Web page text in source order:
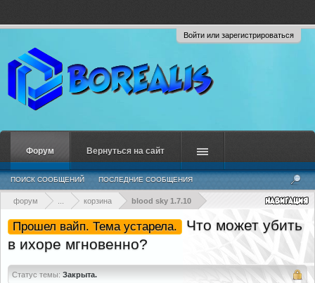
Войти или зарегистрироваться
форум корзина blood sky 1.7.10
Прошел вайп. Тема устарела.
Что может убить
в ихоре мгновенно?
Статус темы: Закрыта.
Форум
ПОИСК СООБЩЕНИЙ ПОСЛЕДНИЕ СООБЩЕНИЯ
Вернуться на сайт